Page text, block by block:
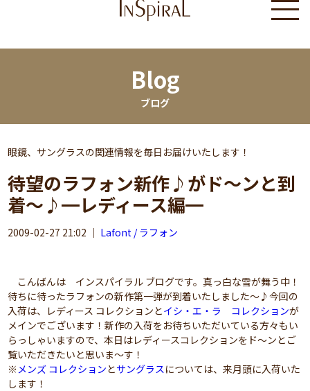
Blog
ブログ
眼鏡、サングラスの関連情報を毎日お届けいたします！
待望のラフォン新作♪がド～ンと到
着～♪━レディース編━
2009-02-27 21:02 ｜ Lafont / ラフォン
こんばんは インスパイラル ブログです。真っ白な雪が舞う中！
待ちに待ったラフォンの新作第一弾が到着いたしました～♪今回の
入荷は、レディース コレクションとイシ・エ・ラ コレクションが
メインでございます！新作の入荷をお待ちいただいている方々もい
らっしゃいますので、本日はレディースコレクションをド～ンとご
覧いただきたいと思いま～す！
※メンズ コレクションとサングラスについては、来月頭に入荷いた
します！